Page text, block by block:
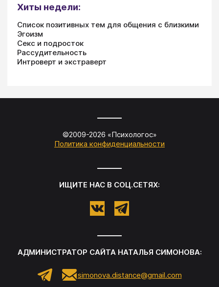
Хиты недели:
Список позитивных тем для общения с близкими
Эгоизм
Секс и подросток
Рассудительность
Интроверт и экстраверт
©2009-2026 «Психологос»
Политика конфиденциальности
ИЩИТЕ НАС В СОЦ.СЕТЯХ:
АДМИНИСТРАТОР САЙТА НАТАЛЬЯ СИМОНОВА:
simonova.distance@gmail.com